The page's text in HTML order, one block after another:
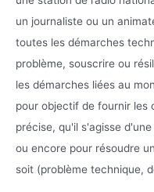
un journaliste ou un
toutes les démarches
problème, souscrire ou
les démarches liées au
pour objectif de fournir les
précise, qu'il s'agisse
ou encore pour résoudre
soit (problème technique,